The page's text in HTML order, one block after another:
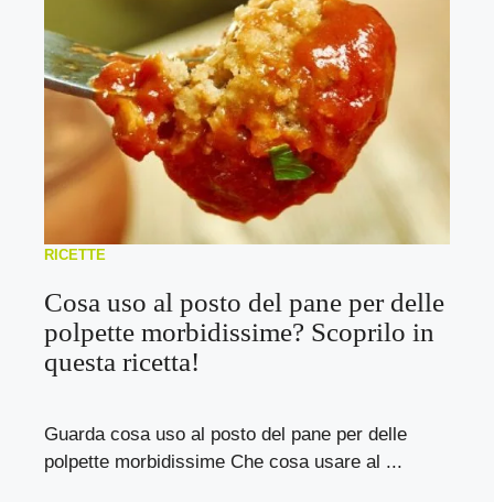
RICETTE
Cosa uso al posto del pane per delle
polpette morbidissime? Scoprilo in
questa ricetta!
Guarda cosa uso al posto del pane per delle
polpette morbidissime Che cosa usare al ...